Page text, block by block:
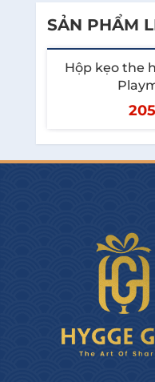
SẢN PHẨM
Hộp kẹo the